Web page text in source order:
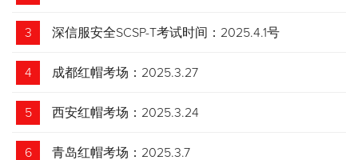
3 深信服安全SCSP-T考试时间：2025.4.1号
4 成都红帽考场：2025.3.27
5 西安红帽考场：2025.3.24
6 青岛红帽考场：2025.3.7